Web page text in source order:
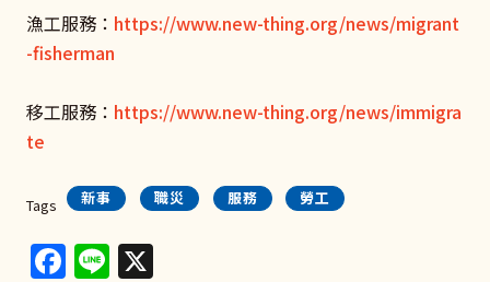
漁工服務： https://www.new-thing.org/news/migrant
-fisherman
移工服務： https://www.new-thing.org/news/immigra
te
Tags 新事 職災 服務 勞工
Facebook
Line